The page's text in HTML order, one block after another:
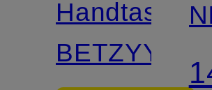
Handtasche
BETZYY